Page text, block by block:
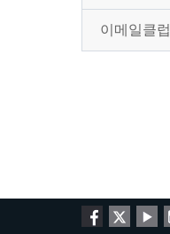
이메일클럽